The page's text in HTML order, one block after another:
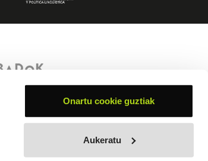
Onartu cookie guztiak
Aukeratu